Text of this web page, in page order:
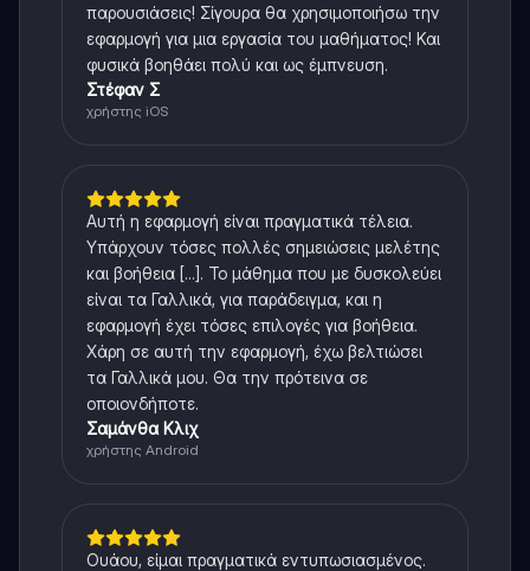
παρουσιάσεις! Σίγουρα θα χρησιμοποιήσω την
εφαρμογή για μια εργασία του μαθήματος! Και
φυσικά βοηθάει πολύ και ως έμπνευση.
Στέφαν Σ
χρήστης iOS
Αυτή η εφαρμογή είναι πραγματικά τέλεια.
Υπάρχουν τόσες πολλές σημειώσεις μελέτης
και βοήθεια [...]. Το μάθημα που με δυσκολεύει
είναι τα Γαλλικά, για παράδειγμα, και η
εφαρμογή έχει τόσες επιλογές για βοήθεια.
Χάρη σε αυτή την εφαρμογή, έχω βελτιώσει
τα Γαλλικά μου. Θα την πρότεινα σε
οποιονδήποτε.
Σαμάνθα Κλιχ
χρήστης Android
Ουάου, είμαι πραγματικά εντυπωσιασμένος.